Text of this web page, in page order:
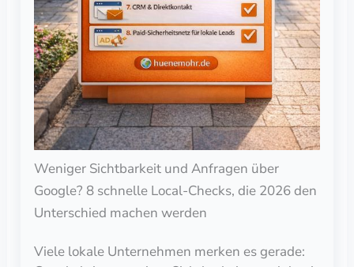
Weniger Sichtbarkeit und Anfragen über
Google? 8 schnelle Local-Checks, die 2026 den
Unterschied machen werden
Viele lokale Unternehmen merken es gerade: